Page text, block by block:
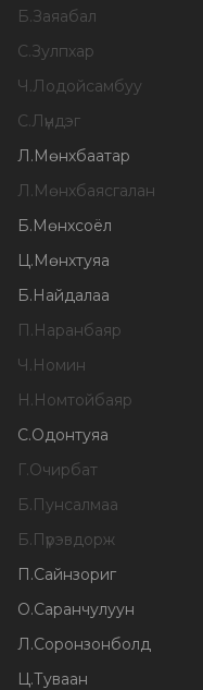
Б.Заяабал
С.Зулпхар
Ч.Лодойсамбуу
С.Лүндэг
Л.Мөнхбаатар
Л.Мөнхбаясгалан
Б.Мөнхсоёл
Ц.Мөнхтуяа
Б.Найдалаа
П.Наранбаяр
Ч.Номин
Н.Номтойбаяр
С.Одонтуяа
Г.Очирбат
Б.Пунсалмаа
Б.Пүрэвдорж
П.Сайнзориг
О.Саранчулуун
Л.Соронзонболд
Ц.Туваан